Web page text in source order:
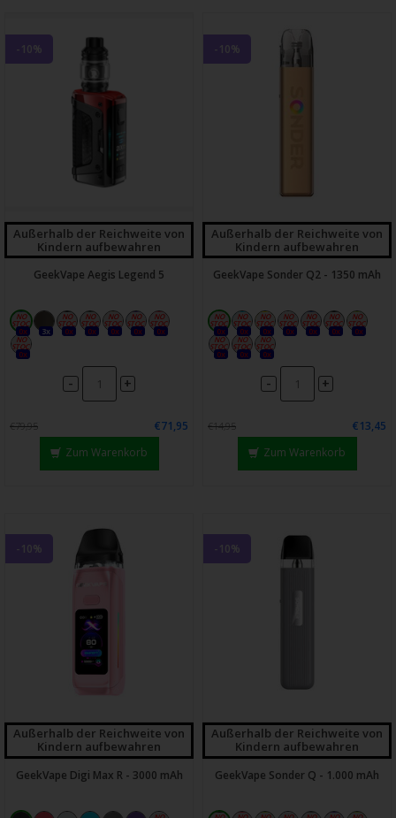
-10%
Außerhalb der Reichweite von
Kindern aufbewahren
GeekVape Aegis Legend 5
0x 3x 0x 0x 0x 0x
0x
0x
- +
€79,95
€71,95
Zum Warenkorb
-10%
Außerhalb der Reichweite von
Kindern aufbewahren
GeekVape Sonder Q2 - 1350 mAh
0x 0x 0x 0x 0x 0x
0x
0x
0x 0x
- +
€14,95
€13,45
Zum Warenkorb
-10%
Außerhalb der Reichweite von
Kindern aufbewahren
GeekVape Digi Max R - 3000 mAh
-10%
Außerhalb der Reichweite von
Kindern aufbewahren
GeekVape Sonder Q - 1.000 mAh